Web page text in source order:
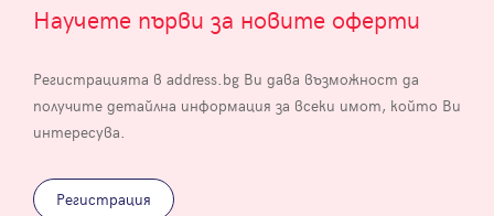
Научете първи за новите оферти
Регистрацията в address.bg Ви дава възможност да
получите детайлна информация за всеки имот, който Ви
интересува.
Регистрация